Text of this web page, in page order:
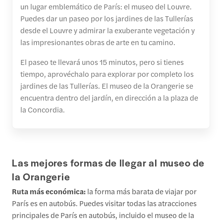
un lugar emblemático de París: el museo del Louvre.
Puedes dar un paseo por los jardines de las Tullerías
desde el Louvre y admirar la exuberante vegetación y
las impresionantes obras de arte en tu camino.
El paseo te llevará unos 15 minutos, pero si tienes
tiempo, aprovéchalo para explorar por completo los
jardines de las Tullerías. El museo de la Orangerie se
encuentra dentro del jardín, en dirección a la plaza de
la Concordia.
Las mejores formas de llegar al museo de
la Orangerie
Ruta más económica: la forma más barata de viajar por
París es en autobús. Puedes visitar todas las atracciones
principales de París en autobús, incluido el museo de la